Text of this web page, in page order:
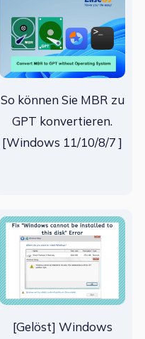
So können Sie MBR zu
GPT konvertieren.
[Windows 11/10/8/7 ]
[Gelöst] Windows